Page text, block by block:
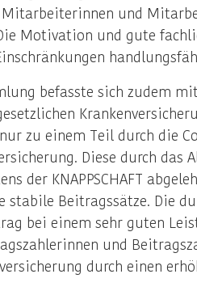
und
Motivation und gute
befasste sich zudem
zu einem Teil durch die
Diese durch das
der KNAPPSCHAFT
Beitragssätze. Die
bei einem sehr guten
und
durch einen